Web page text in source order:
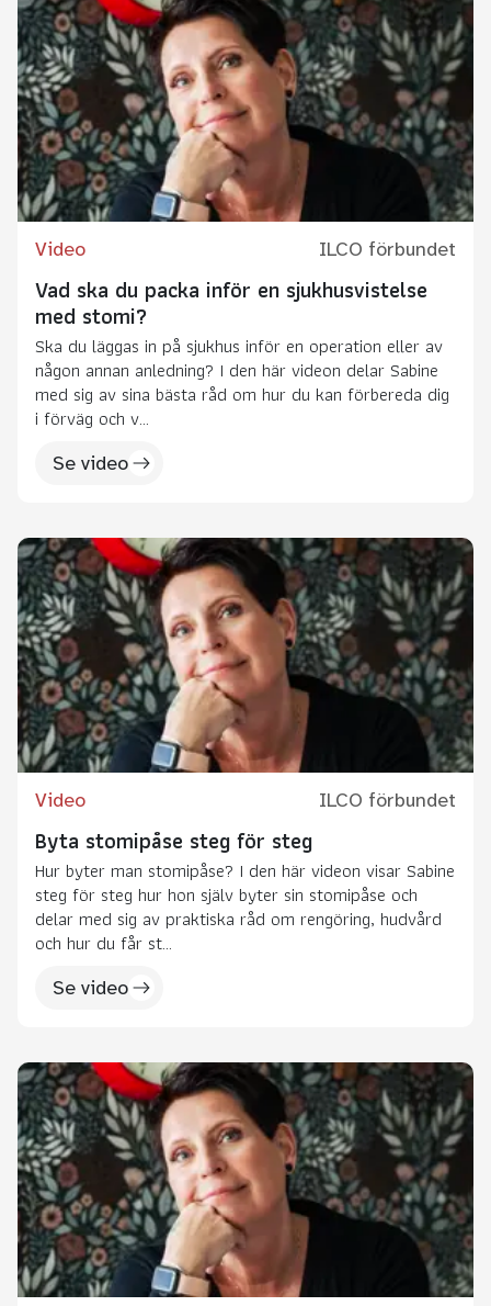
Video ILCO förbundet
Vad ska du packa inför en sjukhusvistelse
med stomi?
Ska du läggas in på sjukhus inför en operation eller av
någon annan anledning? I den här videon delar Sabine
med sig av sina bästa råd om hur du kan förbereda dig
i förväg och v...
Se video
Video ILCO förbundet
Byta stomipåse steg för steg
Hur byter man stomipåse? I den här videon visar Sabine
steg för steg hur hon själv byter sin stomipåse och
delar med sig av praktiska råd om rengöring, hudvård
och hur du får st...
Se video